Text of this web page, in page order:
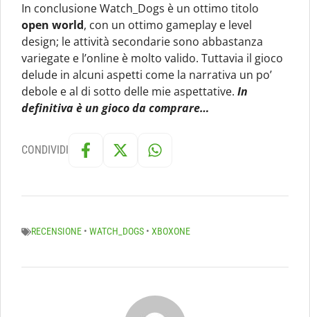
In conclusione Watch_Dogs è un ottimo titolo
open world, con un ottimo gameplay e level
design; le attività secondarie sono abbastanza
variegate e l’online è molto valido. Tuttavia il gioco
delude in alcuni aspetti come la narrativa un po’
debole e al di sotto delle mie aspettative. In
definitiva è un gioco da comprare…
CONDIVIDI
RECENSIONE • WATCH_DOGS • XBOXONE